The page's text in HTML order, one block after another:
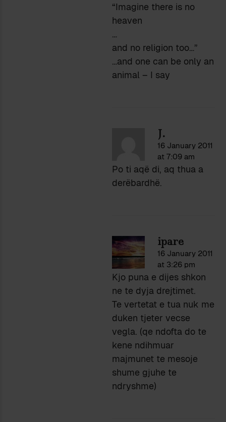
“Imagine there is no
heaven
…
and no religion too…”
…and one can be only an
animal – I say
J.
16 January 2011
at 7:09 am
Po ti aqë di, aq thua a
derëbardhë.
ipare
16 January 2011
at 3:26 pm
Kjo puna e dijes shkon
ne te dyja drejtimet.
Te vertetat e tua nuk me
duken tjeter vecse
vegla. (qe ndofta do te
kene ndihmuar
majmunet te mesoje
shume gjuhe te
ndryshme)